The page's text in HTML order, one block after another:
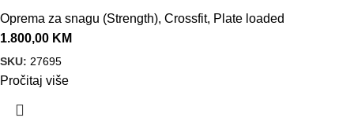
Oprema za snagu (Strength), Crossfit, Plate loaded
1.800,00 KM
SKU: 27695
Pročitaj više